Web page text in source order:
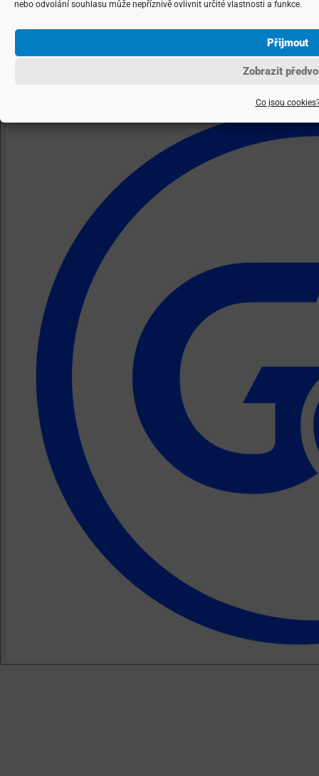
nebo odvolání souhlasu může nepříznivě ovlivnit určité vlastnosti a funkce.
Přijmout
Zobrazit
Co jsou
2026 realitní makléř